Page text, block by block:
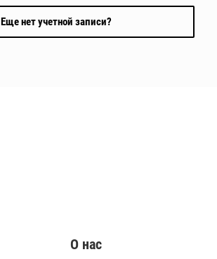
Еще нет учетной записи?
О нас